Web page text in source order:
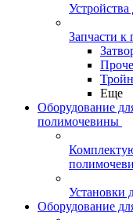
Запчасти к
Еще
Оборудование
полимочевины
Оборудование